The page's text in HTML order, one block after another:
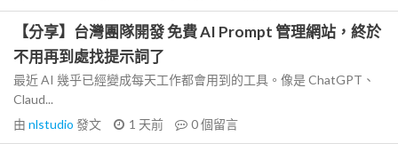
【分享】台灣團隊開發 免費 AI Prompt 管理網站，終於
不用再到處找提示詞了
最近 AI 幾乎已經變成每天工作都會用到的工具。像是 ChatGPT、
Claud...
由 nlstudio 發文 1 天前 0個留言